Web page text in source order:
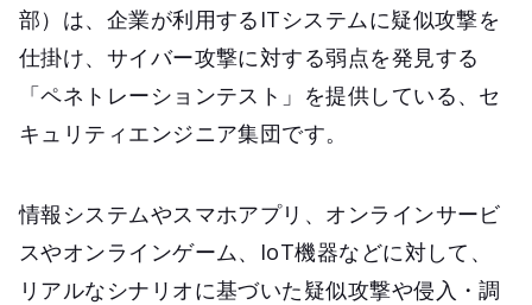
部）は、企業が利用するITシステムに疑似攻撃を
仕掛け、サイバー攻撃に対する弱点を発見する
「ペネトレーションテスト」を提供している、セ
キュリティエンジニア集団です。
情報システムやスマホアプリ、オンラインサービ
スやオンラインゲーム、IoT機器などに対して、
リアルなシナリオに基づいた疑似攻撃や侵入・調